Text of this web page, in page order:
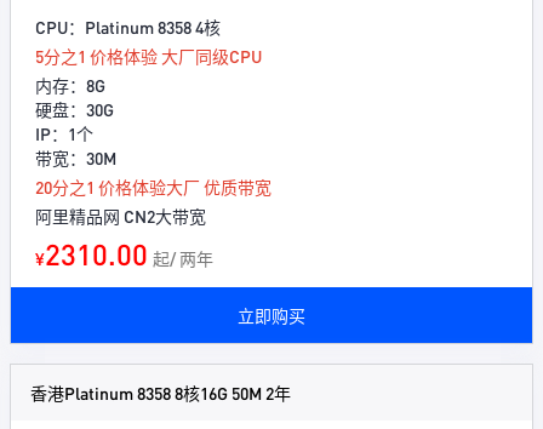
CPU：Platinum 8358 4核
5分之1 价格体验 大厂同级CPU
内存：8G
硬盘：30G
IP：1个
带宽：30M
20分之1 价格体验大厂 优质带宽
阿里精品网 CN2大带宽
¥2310.00 起/ 两年
立即购买
香港Platinum 8358 8核16G 50M 2年